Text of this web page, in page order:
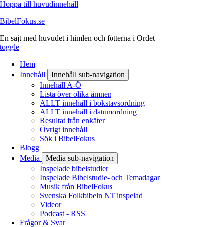
Hoppa till huvudinnehåll
BibelFokus.se
En sajt med huvudet i himlen och fötterna i Ordet
toggle
Hem
Innehåll
Innehåll sub-navigation
Innehåll A-Ö
Lista över olika ämnen
ALLT innehåll i bokstavsordning
ALLT innehåll i datumordning
Resultat från enkäter
Övrigt innehåll
Sök i BibelFokus
Blogg
Media
Media sub-navigation
Inspelade bibelstudier
Inspelade Bibelstudie- och Temadagar
Musik från BibelFokus
Svenska Folkbibeln NT inspelad
Videor
Podcast - RSS
Frågor & Svar